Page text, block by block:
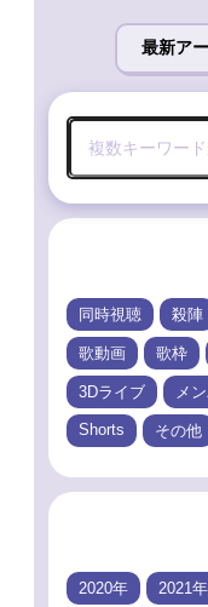
最新ア
同時視聴 殺陣
歌動画 歌枠
3Dライブ メ
Shorts その他
2020年 2021年